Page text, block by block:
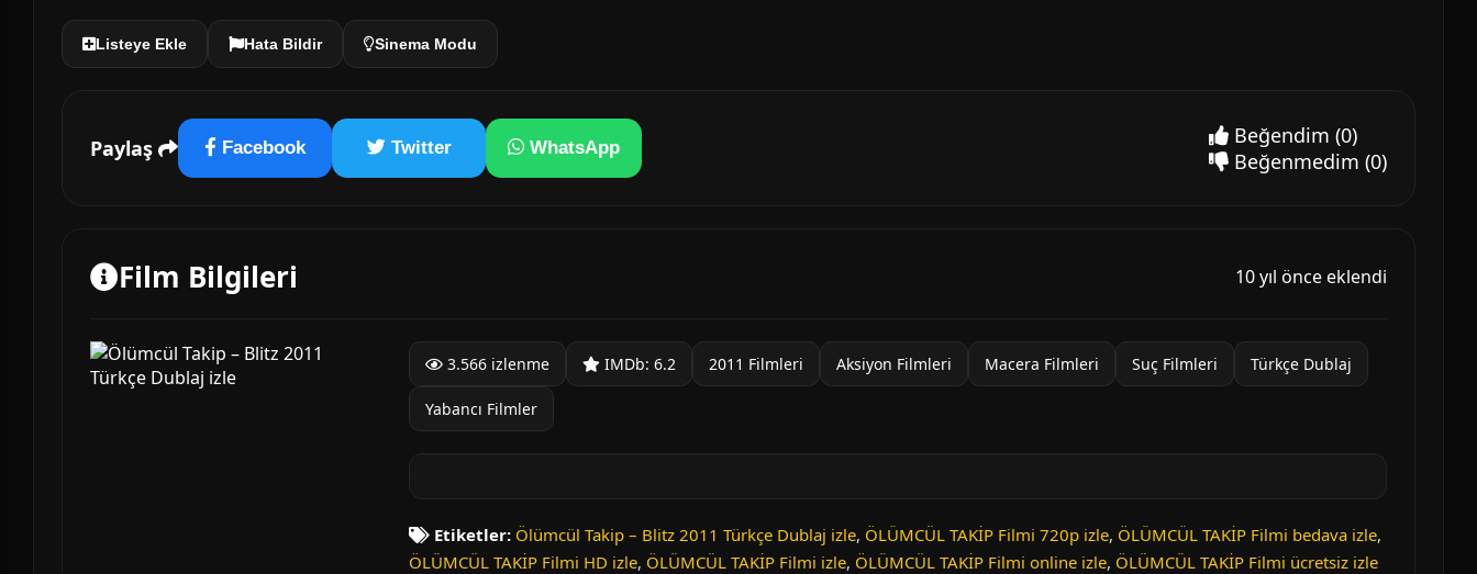
Listeye Ekle Hata Bildir Sinema Modu
Paylaş Facebook Twitter WhatsApp Beğendim (0)
Beğenmedim (0)
Film Bilgileri 10 yıl önce eklendi
3.566 izlenme IMDb: 6.2 2011 Filmleri Aksiyon Filmleri Macera Filmleri Suç Filmleri Türkçe Dublaj
Yabancı Filmler
Etiketler: Ölümcül Takip – Blitz 2011 Türkçe Dublaj izle, ÖLÜMCÜL TAKİP Filmi 720p izle, ÖLÜMCÜL TAKİP Filmi bedava izle,
ÖLÜMCÜL TAKİP Filmi HD izle, ÖLÜMCÜL TAKİP Filmi izle, ÖLÜMCÜL TAKİP Filmi online izle, ÖLÜMCÜL TAKİP Filmi ücretsiz izle